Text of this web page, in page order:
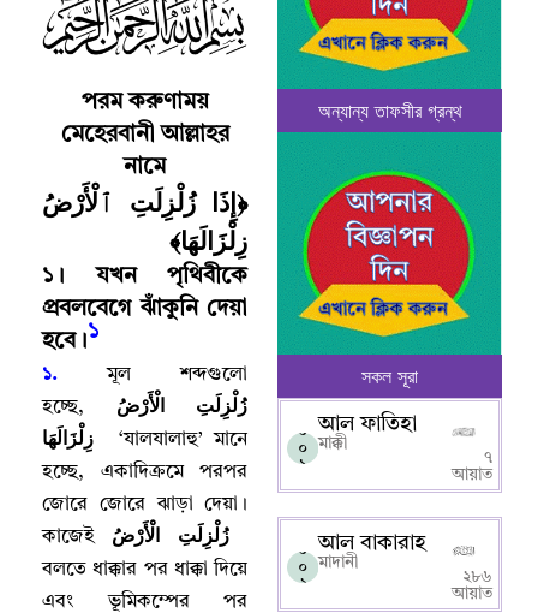
পরম করুণাময়
মেহেরবানী আল্লাহর
নামে
﴿إِذَا زُلْزِلَتِ ٱلْأَرْضُ
زِلْزَالَهَا﴾
১ । যখন পৃথিবীকে
প্রবলবেগে ঝাঁকুনি দেয়া
হবে।১
১. মূল শব্দগুলো
হচ্ছে, زُلْزِلَتِ الْأَرْضُ
زِلْزَالَهَا
‘যালযালাহু’ মানে
হচ্ছে, একাদিক্রমে পরপর
জোরে জোরে ঝাড়া দেয়া ।
কাজেই
زُلْزِلَتِ الْأَرْضُ
বলতে ধাক্কার পর ধাক্কা দিয়ে
এবং ভূমিকম্পের পর
অন্যান্য তাফসীর গ্রন্থ
সকল সূরা
০
০
১
আল ফাতিহা
মাক্কী
৭
আয়াত
০
০
২
আল বাকারাহ
মাদানী
২৮৬
আয়াত